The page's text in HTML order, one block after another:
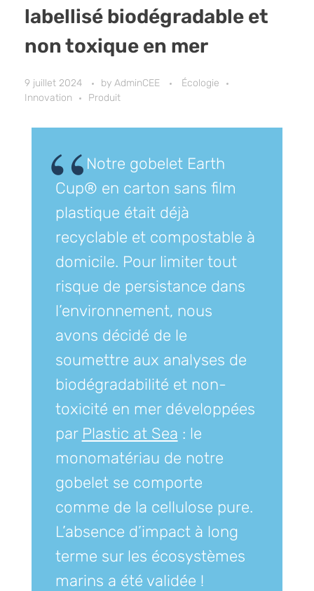
labellisé biodégradable et
non toxique en mer
9 juillet 2024 by AdminCEE
Écologie
Innovation
Produit
Notre gobelet Earth
Cup® en carton sans film
plastique était déjà
recyclable et compostable à
domicile. Pour limiter tout
risque de persistance dans
l’environnement, nous
avons décidé de le
soumettre aux analyses de
biodégradabilité et non-
toxicité en mer développées
par Plastic at Sea : le
monomatériau de notre
gobelet se comporte
comme de la cellulose pure.
L’absence d’impact à long
terme sur les écosystèmes
marins a été validée !